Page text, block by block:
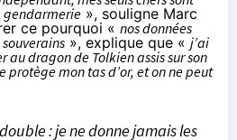
gendarmerie », souligne Marc
ce pourquoi « nos données
», explique que « j’ai
au dragon de Tolkien assis sur son
protège mon tas d’or, et on ne peut
: je ne donne jamais les